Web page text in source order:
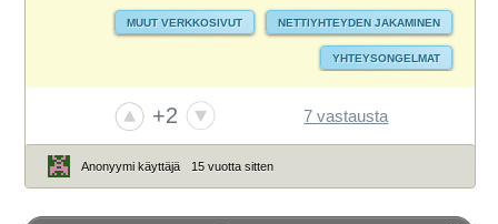
MUUT VERKKOSIVUT NETTIYHTEYDEN JAKAMINEN
YHTEYSONGELMAT
+2 7 vastausta
Anonyymi käyttäjä 15 vuotta sitten